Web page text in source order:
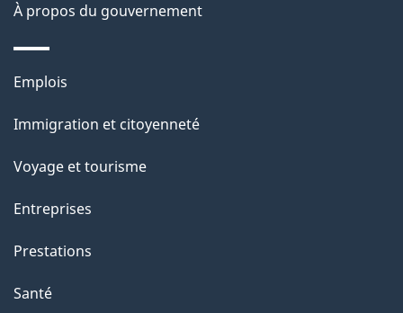
n
s
u
r
c
t
t
a
À propos du gouvernement
Thèmes
sujets
Emplois
Immigration et citoyenneté
Voyage et tourisme
Entreprises
Prestations
Santé